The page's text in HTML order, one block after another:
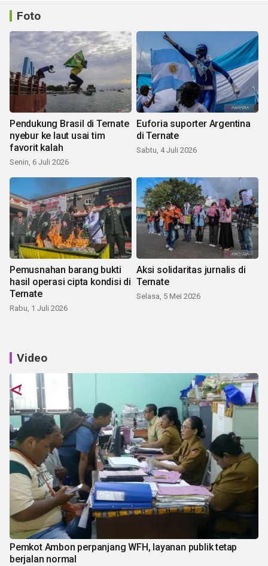
Foto
Pendukung Brasil di Ternate
nyebur ke laut usai tim
favorit kalah
Senin, 6 Juli 2026
Euforia suporter Argentina
di Ternate
Sabtu, 4 Juli 2026
Pemusnahan barang bukti
hasil operasi cipta kondisi di
Ternate
Rabu, 1 Juli 2026
Aksi solidaritas jurnalis di
Ternate
Selasa, 5 Mei 2026
Video
Pemkot Ambon perpanjang WFH, layanan publik tetap
berjalan normal